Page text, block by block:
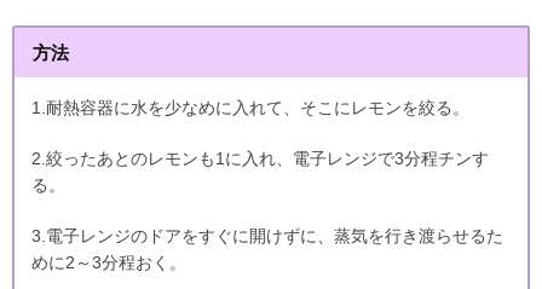
方法
1.耐熱容器に水を少なめに入れて、そこにレモンを絞る。
2.絞ったあとのレモンも1に入れ、電子レンジで3分程チンす
る。
3.電子レンジのドアをすぐに開けずに、蒸気を行き渡らせるた
めに2～3分程おく。